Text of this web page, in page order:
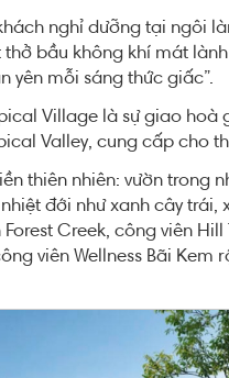
nghỉ dưỡng tại ngôi
bầu không khí mát
yên mỗi sáng thức giấc”.
Village là sự giao
Valley, cung cấp
thiên nhiên: vườn trong
đới như xanh cây trái,
Creek, công viên
viên Wellness Bãi